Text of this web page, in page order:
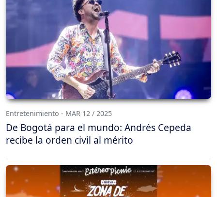
Entretenimiento - MAR 12 / 2025
De Bogotá para el mundo: Andrés Cepeda
recibe la orden civil al mérito